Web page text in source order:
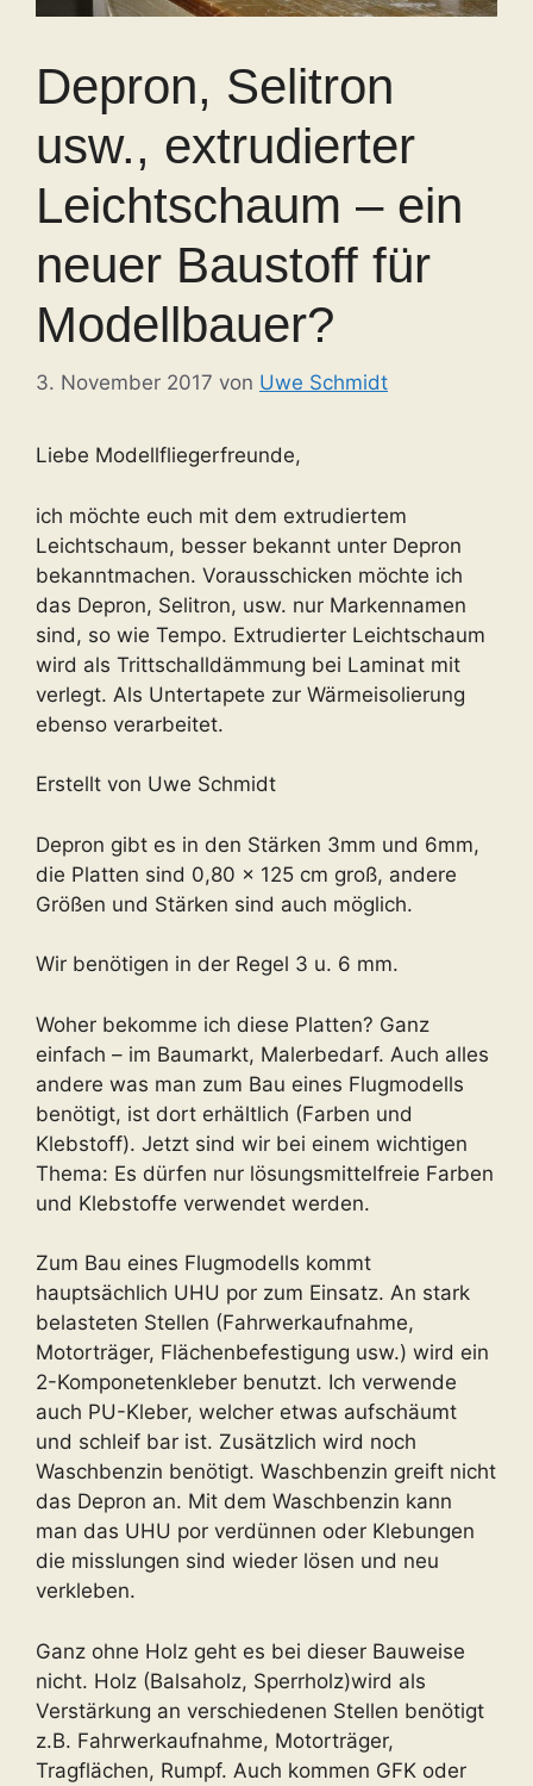
Depron, Selitron
usw., extrudierter
Leichtschaum – ein
neuer Baustoff für
Modellbauer?
3. November 2017 von Uwe Schmidt
Liebe Modellfliegerfreunde,
ich möchte euch mit dem extrudiertem
Leichtschaum, besser bekannt unter Depron
bekanntmachen. Vorausschicken möchte ich
das Depron, Selitron, usw. nur Markennamen
sind, so wie Tempo. Extrudierter Leichtschaum
wird als Trittschalldämmung bei Laminat mit
verlegt. Als Untertapete zur Wärmeisolierung
ebenso verarbeitet.
Erstellt von Uwe Schmidt
Depron gibt es in den Stärken 3mm und 6mm,
die Platten sind 0,80 x 125 cm groß, andere
Größen und Stärken sind auch möglich.
Wir benötigen in der Regel 3 u. 6 mm.
Woher bekomme ich diese Platten? Ganz
einfach – im Baumarkt, Malerbedarf. Auch alles
andere was man zum Bau eines Flugmodells
benötigt, ist dort erhältlich (Farben und
Klebstoff). Jetzt sind wir bei einem wichtigen
Thema: Es dürfen nur lösungsmittelfreie Farben
und Klebstoffe verwendet werden.
Zum Bau eines Flugmodells kommt
hauptsächlich UHU por zum Einsatz. An stark
belasteten Stellen (Fahrwerkaufnahme,
Motorträger, Flächenbefestigung usw.) wird ein
2-Komponetenkleber benutzt. Ich verwende
auch PU-Kleber, welcher etwas aufschäumt
und schleif bar ist. Zusätzlich wird noch
Waschbenzin benötigt. Waschbenzin greift nicht
das Depron an. Mit dem Waschbenzin kann
man das UHU por verdünnen oder Klebungen
die misslungen sind wieder lösen und neu
verkleben.
Ganz ohne Holz geht es bei dieser Bauweise
nicht. Holz (Balsaholz, Sperrholz)wird als
Verstärkung an verschiedenen Stellen benötigt
z.B. Fahrwerkaufnahme, Motorträger,
Tragflächen, Rumpf. Auch kommen GFK oder